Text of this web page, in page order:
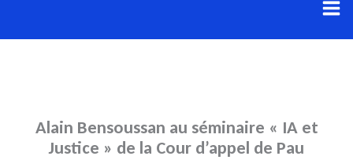
au
Alain Bensoussan au séminaire « IA et
Justice » de la Cour d’appel de Pau